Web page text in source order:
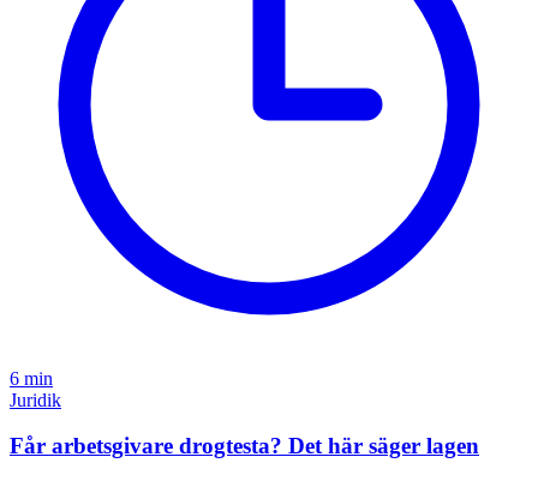
6 min
Juridik
Får arbetsgivare drogtesta? Det här säger lagen